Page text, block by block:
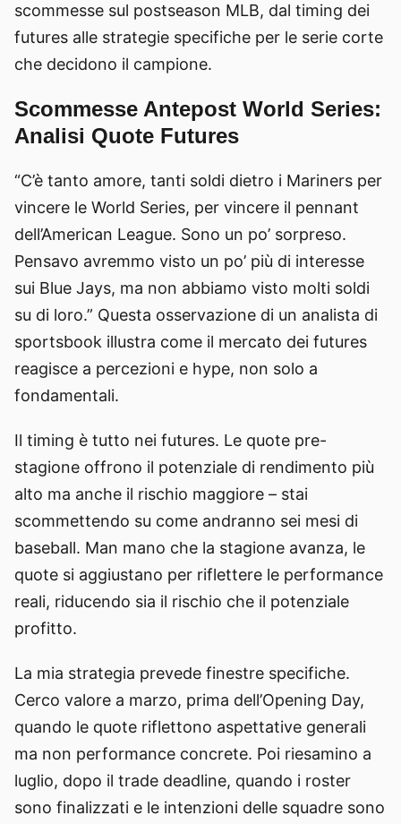
scommesse sul postseason MLB, dal timing dei
futures alle strategie specifiche per le serie corte
che decidono il campione.
Scommesse Antepost World Series:
Analisi Quote Futures
“C’è tanto amore, tanti soldi dietro i Mariners per
vincere le World Series, per vincere il pennant
dell’American League. Sono un po’ sorpreso.
Pensavo avremmo visto un po’ più di interesse
sui Blue Jays, ma non abbiamo visto molti soldi
su di loro.” Questa osservazione di un analista di
sportsbook illustra come il mercato dei futures
reagisce a percezioni e hype, non solo a
fondamentali.
Il timing è tutto nei futures. Le quote pre-
stagione offrono il potenziale di rendimento più
alto ma anche il rischio maggiore – stai
scommettendo su come andranno sei mesi di
baseball. Man mano che la stagione avanza, le
quote si aggiustano per riflettere le performance
reali, riducendo sia il rischio che il potenziale
profitto.
La mia strategia prevede finestre specifiche.
Cerco valore a marzo, prima dell’Opening Day,
quando le quote riflettono aspettative generali
ma non performance concrete. Poi riesamino a
luglio, dopo il trade deadline, quando i roster
sono finalizzati e le intenzioni delle squadre sono